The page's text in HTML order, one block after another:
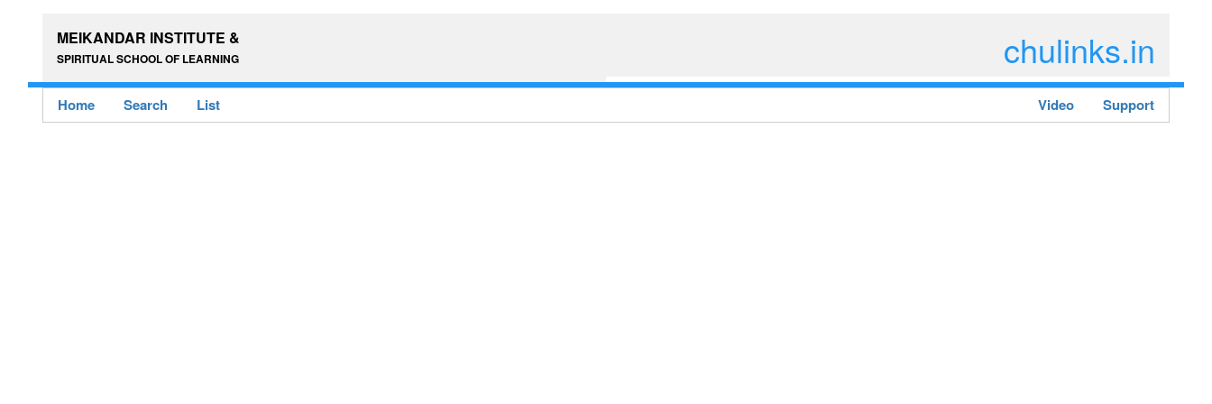
MEIKANDAR INSTITUTE &
SPIRITUAL SCHOOL OF LEARNING chulinks.in
Home Search List Support
Video